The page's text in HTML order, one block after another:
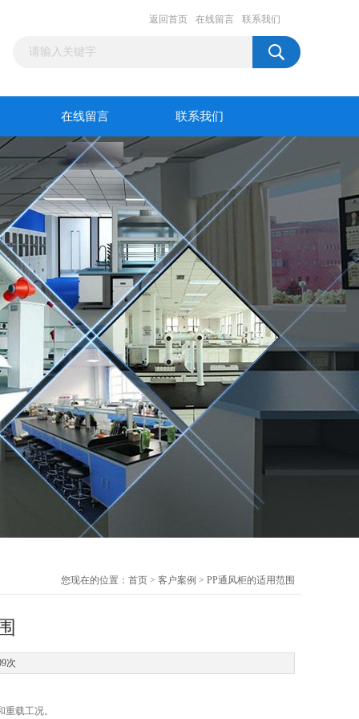
返回首页 在线留言 联系我们
在线留言 联系我们
您现在的位置： 首页 > 客户案例 > PP通风柜的适用范围
次
载工况。